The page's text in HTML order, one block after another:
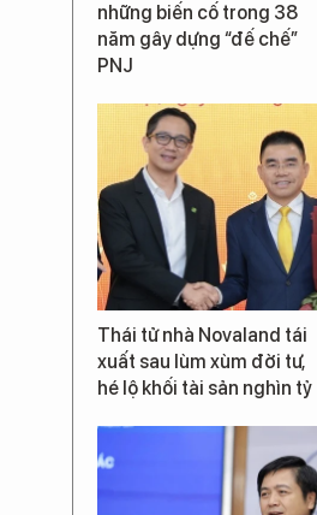
những biến cố trong 38
năm gây dựng “đế chế”
PNJ
Thái tử nhà Novaland tái
xuất sau lùm xùm đời tư,
hé lộ khối tài sản nghìn tỷ